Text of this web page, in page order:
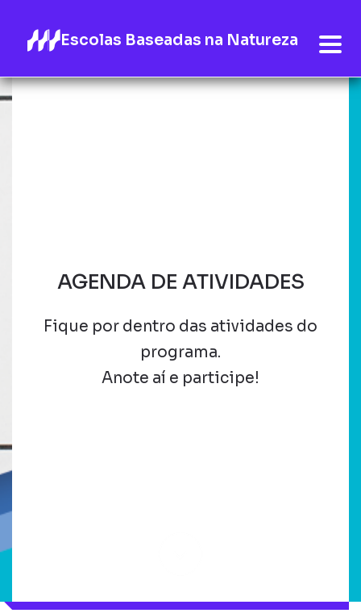
Escolas Baseadas na Natureza
AGENDA DE ATIVIDADES
Fique por dentro das atividades do
programa.
Anote aí e participe!